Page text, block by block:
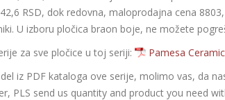
RSD, dok redovna, maloprodajna cena
U izboru pločica braon boje, ne možete
za sve pločice u toj seriji:
Pamesa
iz PDF kataloga ove serije, molimo vas, da
PLS send us quantity and product you need